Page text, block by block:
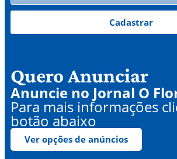
Cadastrar
Quero Anunciar
Anuncie no Jornal O
Para mais informações
botão abaixo
Ver opções de anúncios